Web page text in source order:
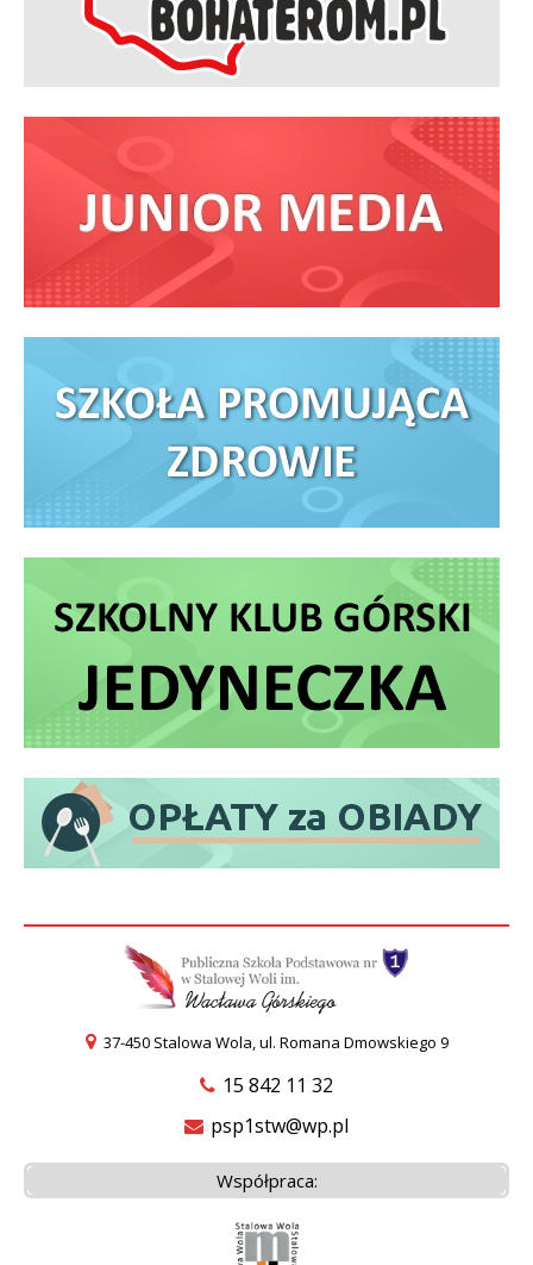
37-450 Stalowa Wola, ul. Romana Dmowskiego 9
15 842 11 32
psp1stw@wp.pl
Współpraca: